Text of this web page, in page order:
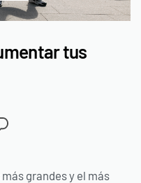
tus
grandes y el más